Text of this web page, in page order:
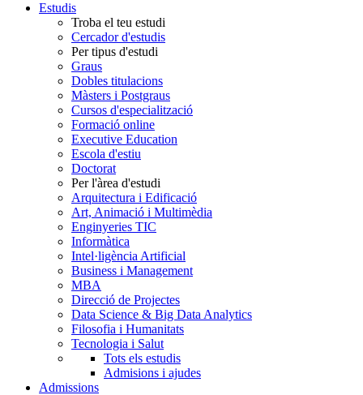
Estudis
Troba el teu estudi
Cercador d'estudis
Per tipus d'estudi
Graus
Dobles titulacions
Màsters i Postgraus
Cursos d'especialització
Formació online
Executive Education
Escola d'estiu
Doctorat
Per l'àrea d'estudi
Arquitectura i Edificació
Art, Animació i Multimèdia
Enginyeries TIC
Informàtica
Intel·ligència Artificial
Business i Management
MBA
Direcció de Projectes
Data Science & Big Data Analytics
Filosofia i Humanitats
Tecnologia i Salut
Tots els estudis
Admisions i ajudes
Admissions